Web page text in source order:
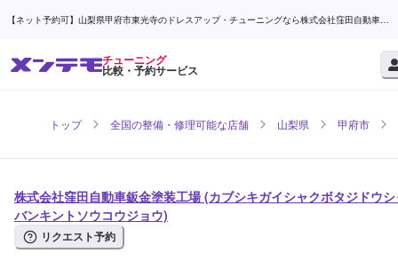
【ネット予約可】山梨県甲府市東光寺のドレスアップ・チューニングなら株式会社窪田自動車鈑
チューニング
比較・予約サービス
トップ 全国の整備・修理可能な店舗 山梨県 甲府市
株式会社窪田自動車鈑金塗装工場 (カブシキガイシャクボタジドウ
バンキントソウコウジョウ)
リクエスト予約